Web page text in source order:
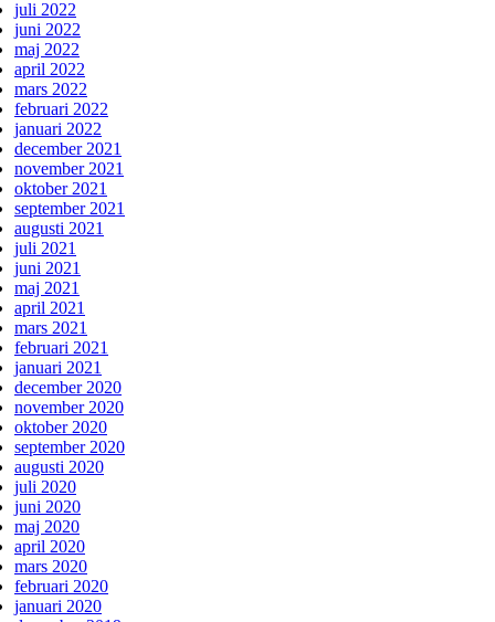
juli 2022
juni 2022
maj 2022
april 2022
mars 2022
februari 2022
januari 2022
december 2021
november 2021
oktober 2021
september 2021
augusti 2021
juli 2021
juni 2021
maj 2021
april 2021
mars 2021
februari 2021
januari 2021
december 2020
november 2020
oktober 2020
september 2020
augusti 2020
juli 2020
juni 2020
maj 2020
april 2020
mars 2020
februari 2020
januari 2020